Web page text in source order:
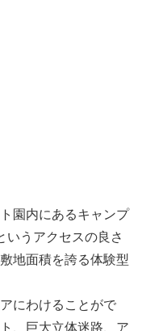
園内にあるキャンプ
いうアクセスの良さ
地面積を誇る体験型
にわけることがで
、巨大立体迷路、ア